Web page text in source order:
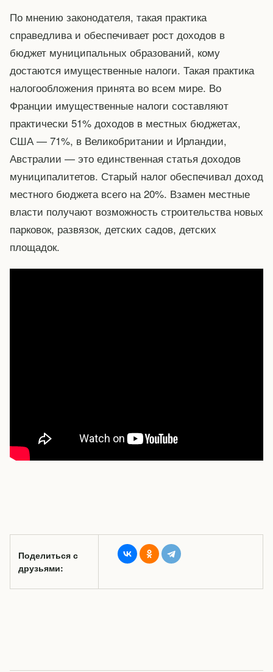
По мнению законодателя, такая практика
справедлива и обеспечивает рост доходов в
бюджет муниципальных образований, кому
достаются имущественные налоги. Такая практика
налогообложения принята во всем мире. Во
Франции имущественные налоги составляют
практически 51% доходов в местных бюджетах,
США — 71%, в Великобритании и Ирландии,
Австралии — это единственная статья доходов
муниципалитетов. Старый налог обеспечивал доход
местного бюджета всего на 20%. Взамен местные
власти получают возможность строительства новых
парковок, развязок, детских садов, детских
площадок.
Поделиться с
друзьями: